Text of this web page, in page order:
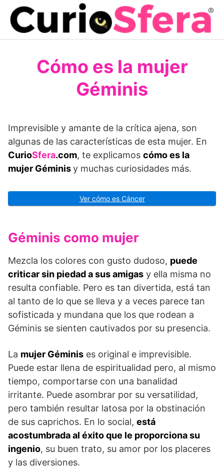
Saltar
contenido
Cómo es la mujer
Géminis
Imprevisible y amante de la crítica ajena, son
algunas de las características de esta mujer. En
CurioSfera.com, te explicamos cómo es la
mujer Géminisy muchas curiosidades más.
Ver cómo es Cáncer
Géminis como mujer
Mezcla los colores con gusto dudoso, puede
criticar sin piedad a sus amigas y ella misma no
resulta confiable. Pero es tan divertida, está tan
al tanto de lo que se lleva y a veces parece tan
sofisticada y mundana que los que rodean a
Géminis se sienten cautivados por su presencia.
La mujer Géminis es original e imprevisible.
Puede estar llena de espiritualidad pero, al mismo
tiempo, comportarse con una banalidad
irritante. Puede asombrar por su versatilidad,
pero también resultar latosa por la obstinación
de sus caprichos. En lo social, está
acostumbrada al éxito que le proporciona su
ingenio, su buen trato, su amor por los placeres
y las diversiones.